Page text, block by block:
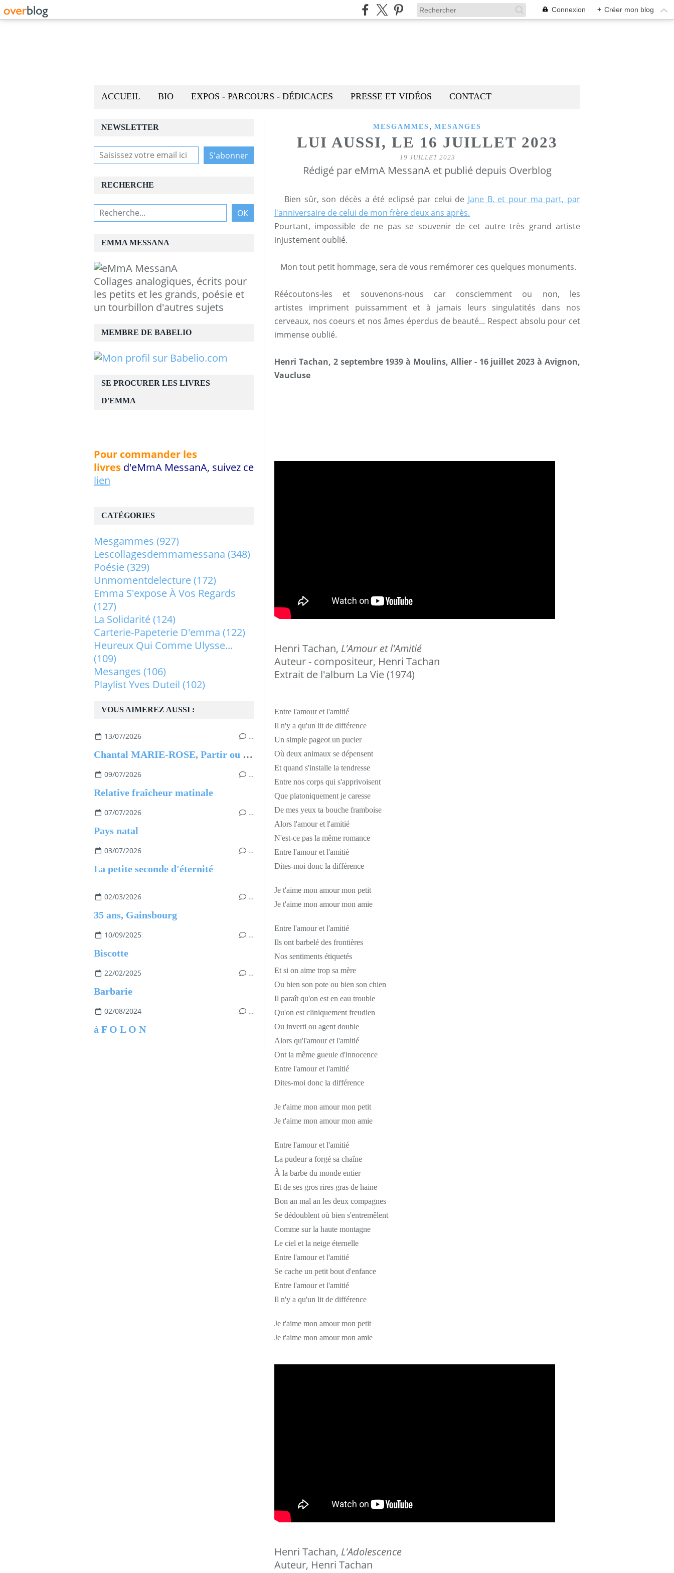
Connexion + Créer mon blog
ACCUEIL BIO EXPOS - PARCOURS - DÉDICACES PRESSE ET VIDÉOS CONTACT
MESGAMMES , MESANGES
LUI AUSSI, LE 16 JUILLET 2023
19 JUILLET 2023
Rédigé par eMmA MessanA et publié depuis Overblog
Bien sûr, son décès a été eclipsé par celui de Jane B. et pour ma part, par
l'anniversaire de celui de mon frère deux ans après.
Pourtant, impossible de ne pas se souvenir de cet autre très grand artiste
injustement oublié.
Mon tout petit hommage, sera de vous remémorer ces quelques monuments.
Réécoutons-les et souvenons-nous car consciemment ou non, les
artistes impriment puissamment et à jamais leurs singulatités dans nos
cerveaux, nos coeurs et nos âmes éperdus de beauté... Respect absolu pour cet
immense oublié.
Henri Tachan, 2 septembre 1939 à Moulins, Allier - 16 juillet 2023 à Avignon,
Vaucluse
Henri Tachan, L'Amour et l'Amitié
Auteur - compositeur, Henri Tachan
Extrait de l'album La Vie (1974)
Entre l'amour et l'amitié
Il n'y a qu'un lit de différence
Un simple pageot un pucier
Où deux animaux se dépensent
Et quand s'installe la tendresse
Entre nos corps qui s'apprivoisent
Que platoniquement je caresse
De mes yeux ta bouche framboise
Alors l'amour et l'amitié
N'est-ce pas la même romance
Entre l'amour et l'amitié
Dites-moi donc la différence
Je t'aime mon amour mon petit
Je t'aime mon amour mon amie
Entre l'amour et l'amitié
Ils ont barbelé des frontières
Nos sentiments étiquetés
Et si on aime trop sa mère
Ou bien son pote ou bien son chien
Il paraît qu'on est en eau trouble
Qu'on est cliniquement freudien
Ou inverti ou agent double
Alors qu'l'amour et l'amitié
Ont la même gueule d'innocence
Entre l'amour et l'amitié
Dites-moi donc la différence
Je t'aime mon amour mon petit
Je t'aime mon amour mon amie
Entre l'amour et l'amitié
La pudeur a forgé sa chaîne
À la barbe du monde entier
Et de ses gros rires gras de haine
Bon an mal an les deux compagnes
Se dédoublent où bien s'entremêlent
Comme sur la haute montagne
Le ciel et la neige éternelle
Entre l'amour et l'amitié
Se cache un petit bout d'enfance
Entre l'amour et l'amitié
Il n'y a qu'un lit de différence
Je t'aime mon amour mon petit
Je t'aime mon amour mon amie
Henri Tachan, L'Adolescence
Auteur, Henri Tachan
NEWSLETTER
RECHERCHE
EMMA MESSANA
Collages analogiques, écrits pour
les petits et les grands, poésie et
un tourbillon d'autres sujets
VOUS AIMEREZ AUSSI :
13/07/2026 …
Chantal MARIE-ROSE, Partir ou rester - Les clés pour évoluer professionnellement sans regret
09/07/2026 …
Relative fraîcheur matinale
07/07/2026 …
Pays natal
03/07/2026 …
La petite seconde d'éternité
02/03/2026 …
35 ans, Gainsbourg
10/09/2025 …
Biscotte
22/02/2025 …
Barbarie
02/08/2024 …
à F O L O N
CATÉGORIES
Mesgammes (927)
Lescollagesdemmamessana (348)
Poésie(329)
Unmomentdelecture(172)
Emma S'expose À Vos Regards
(127)
La Solidarité(124)
Carterie-Papeterie D'emma (122)
Heureux Qui Comme Ulysse...
(109)
Mesanges (106)
Playlist Yves Duteil (102)
MEMBRE DE BABELIO
SE PROCURER LES LIVRES
D'EMMA
Pour commander les
livres d'eMmA MessanA, suivez ce
lien